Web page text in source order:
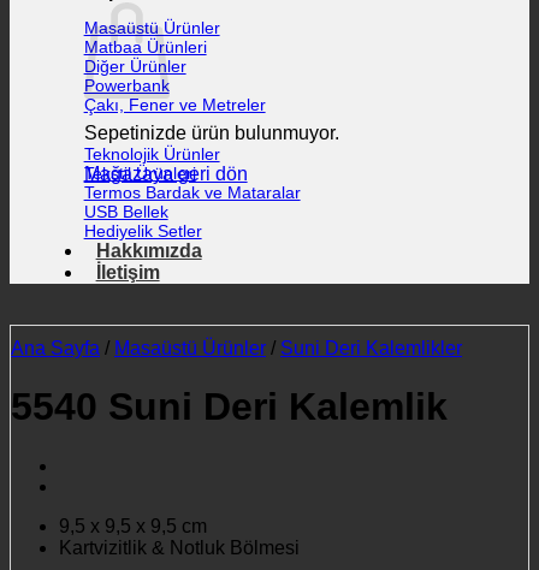
Sepetinizde ürün bulunmuyor.
Mağazaya geri dön
Masaüstü Ürünler
Matbaa Ürünleri
Diğer Ürünler
Powerbank
Çakı, Fener ve Metreler
Teknolojik Ürünler
Tekstil Ürünleri
Termos Bardak ve Mataralar
USB Bellek
Hediyelik Setler
Hakkımızda
İletişim
Ana Sayfa / Masaüstü Ürünler / Suni Deri Kalemlikler
5540 Suni Deri Kalemlik
9,5 x 9,5 x 9,5 cm
Kartvizitlik & Notluk Bölmesi